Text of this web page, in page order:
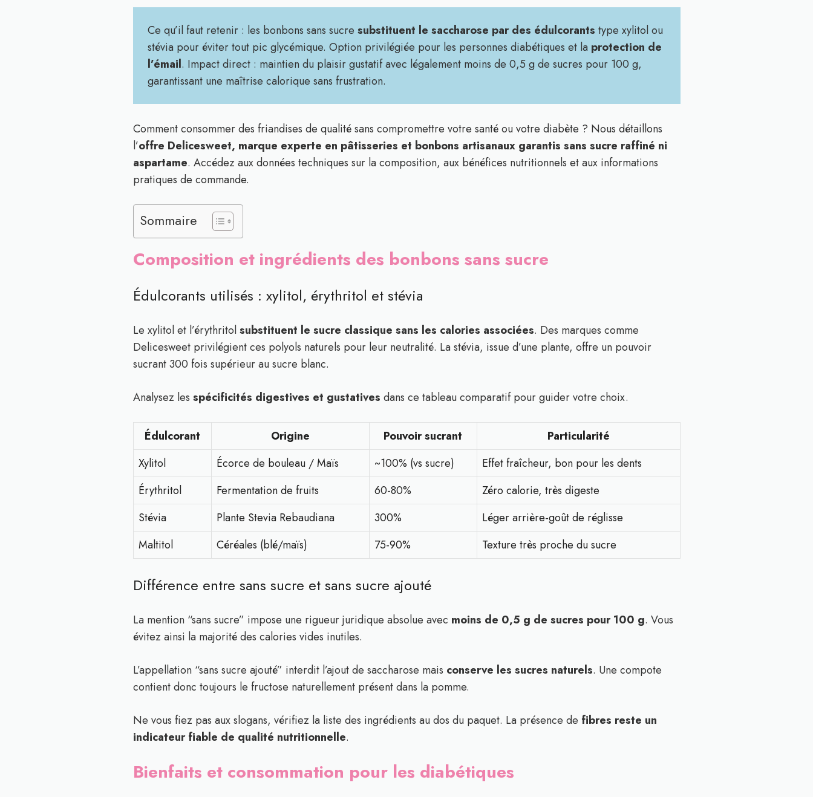
Ce qu’il faut retenir : les bonbons sans sucre substituent le saccharose par des édulcorants type xylitol ou
stévia pour éviter tout pic glycémique. Option privilégiée pour les personnes diabétiques et la protection de
l’émail. Impact direct : maintien du plaisir gustatif avec légalement moins de 0,5 g de sucres pour 100 g,
garantissant une maîtrise calorique sans frustration.
Comment consommer des friandises de qualité sans compromettre votre santé ou votre diabète ? Nous détaillons
l’offre Delicesweet, marque experte en pâtisseries et bonbons artisanaux garantis sans sucre raffiné ni
aspartame. Accédez aux données techniques sur la composition, aux bénéfices nutritionnels et aux informations
pratiques de commande.
Sommaire
Composition et ingrédients des bonbons sans sucre
Édulcorants utilisés : xylitol, érythritol et stévia
Le xylitol et l’érythritolsubstituent le sucre classique sans les calories associées. Des marques comme
Delicesweet privilégient ces polyols naturels pour leur neutralité. La stévia, issue d’une plante, offre un pouvoir
sucrant 300 fois supérieur au sucre blanc.
Analysez les spécificités digestives et gustatives dans ce tableau comparatif pour guider votre choix.
Édulcorant Origine Pouvoir sucrant
Particularité
Xylitol
Écorce de bouleau / Maïs ~100% (vs sucre)
Effet fraîcheur, bon pour les dents
Érythritol
Fermentation de fruits 60-80%
Zéro calorie, très digeste
Stévia
Plante Stevia Rebaudiana 300%
Léger arrière-goût de réglisse
Maltitol
Céréales (blé/maïs) 75-90% Texture très proche du sucre
Différence entre sans sucre et sans sucre ajouté
La mention “sans sucre” impose une rigueur juridique absolue avec moins de 0,5 g de sucres pour 100 g. Vous
évitez ainsi la majorité des calories vides inutiles.
L’appellation “sans sucre ajouté” interdit l’ajout de saccharose mais conserve les sucres naturels. Une compote
contient donc toujours le fructose naturellement présent dans la pomme.
Ne vous fiez pas aux slogans, vérifiez la liste des ingrédients au dos du paquet. La présence de fibres reste un
indicateur fiable de qualité nutritionnelle.
Bienfaits et consommation pour les diabétiques